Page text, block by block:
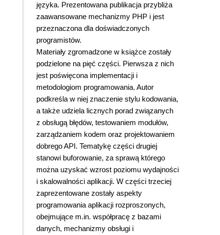
języka. Prezentowana publikacja przybliża
zaawansowane mechanizmy PHP i jest
przeznaczona dla doświadczonych
programistów.
Materiały zgromadzone w książce zostały
podzielone na pięć części. Pierwsza z nich
jest poświęcona implementacji i
metodologiom programowania. Autor
podkreśla w niej znaczenie stylu kodowania,
a także udziela licznych porad związanych
z obsługą błędów, testowaniem modułów,
zarządzaniem kodem oraz projektowaniem
dobrego API. Tematykę części drugiej
stanowi buforowanie, za sprawą którego
można uzyskać wzrost poziomu wydajności
i skalowalności aplikacji. W części trzeciej
zaprezentowane zostały aspekty
programowania aplikacji rozproszonych,
obejmujące m.in. współpracę z bazami
danych, mechanizmy obsługi i